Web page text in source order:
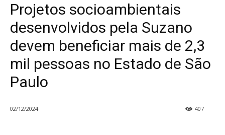
Projetos socioambientais
desenvolvidos pela Suzano
devem beneficiar mais de 2,3
mil pessoas no Estado de São
Paulo
02/12/2024 407